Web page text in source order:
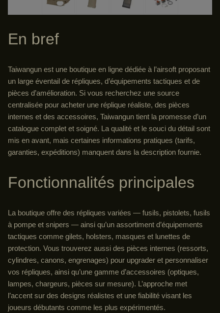
En bref
Taiwangun est une boutique en ligne dédiée à l’airsoft proposant
un large éventail de répliques, d’équipements tactiques et de
pièces d’amélioration. Si vous recherchez une source
centralisée pour acheter une réplique réaliste, des pièces
internes et des accessoires, Taiwangun tient la promesse d’un
catalogue complet et soigné. La qualité et le souci du détail sont
mis en avant, mais certaines informations pratiques (tarifs,
garanties, expéditions) manquent dans la description fournie.
Fonctionnalités principales
La boutique offre des répliques variées — fusils, pistolets, fusils
à pompe et snipers — ainsi qu’un assortiment d’équipements
tactiques comme gilets, holsters, masques et lunettes de
protection. Vous trouverez aussi des pièces internes (ressorts,
cylindres, canons, engrenages) pour upgrader et personnaliser
vos répliques, ainsi qu’une gamme d’accessoires (optiques,
lampes, chargeurs, pièces sur mesure). L’approche met
l’accent sur des designs réalistes et une fiabilité visant les
joueurs débutants comme les plus expérimentés.